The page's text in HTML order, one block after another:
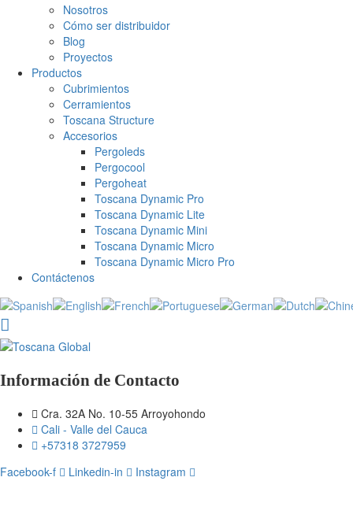
Nosotros
Cómo ser distribuidor
Blog
Proyectos
Productos
Cubrimientos
Cerramientos
Toscana Structure
Accesorios
Pergoleds
Pergocool
Pergoheat
Toscana Dynamic Pro
Toscana Dynamic Lite
Toscana Dynamic Mini
Toscana Dynamic Micro
Toscana Dynamic Micro Pro
Contáctenos
Información de Contacto
Cra. 32A No. 10-55 Arroyohondo
Cali - Valle del Cauca
+57318 3727959
Facebook-f
Linkedin-in Instagram